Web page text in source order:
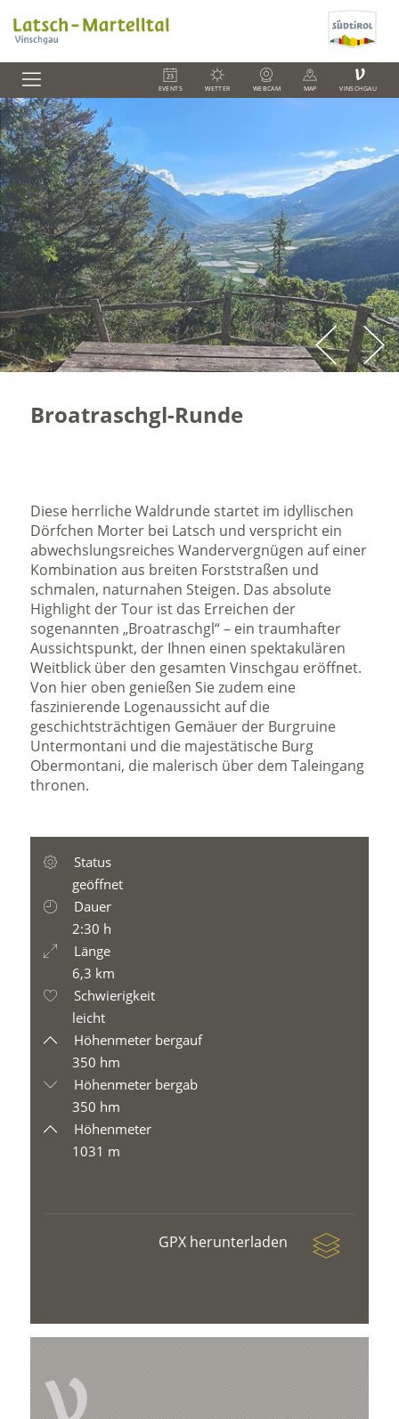
EVENTS WETTER WEBCAM MAP
V
VINSCHGAU
Broatraschgl-Runde
Diese herrliche Waldrunde startet im idyllischen
Dörfchen Morter bei Latsch und verspricht ein
abwechslungsreiches Wandervergnügen auf einer
Kombination aus breiten Forststraßen und
schmalen, naturnahen Steigen. Das absolute
Highlight der Tour ist das Erreichen der
sogenannten „Broatraschgl“ – ein traumhafter
Aussichtspunkt, der Ihnen einen spektakulären
Weitblick über den gesamten Vinschgau eröffnet.
Von hier oben genießen Sie zudem eine
faszinierende Logenaussicht auf die
geschichtsträchtigen Gemäuer der Burgruine
Untermontani und die majestätische Burg
Obermontani, die malerisch über dem Taleingang
thronen.
Status
geöffnet
Dauer
2:30 h
Länge
6,3 km
Schwierigkeit
leicht
Höhenmeter bergauf
350 hm
Höhenmeter bergab
350 hm
Höhenmeter
1031 m
GPX herunterladen